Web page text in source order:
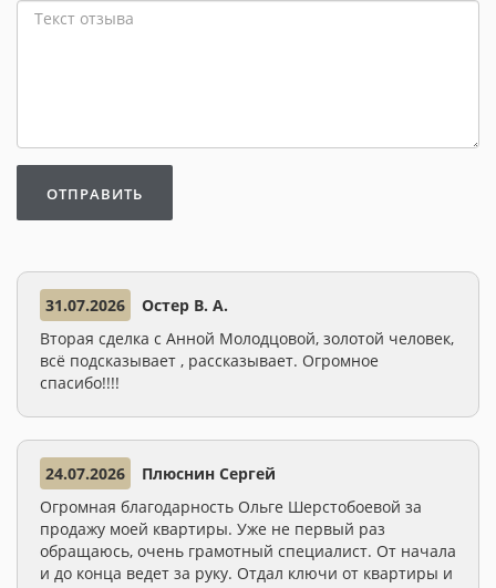
ОТПРАВИТЬ
31.07.2026
Остер В. А.
Вторая сделка с Анной Молодцовой, золотой человек,
всё подсказывает , рассказывает. Огромное
спасибо!!!!
24.07.2026
Плюснин Сергей
Огромная благодарность Ольге Шерстобоевой за
продажу моей квартиры. Уже не первый раз
обращаюсь, очень грамотный специалист. От начала
и до конца ведет за руку. Отдал ключи от квартиры и